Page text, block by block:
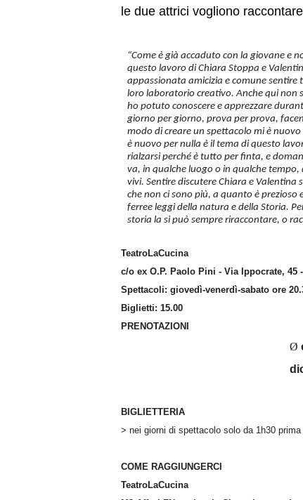
le due attrici vogliono
“Come è già accaduto con la giovane e
questo lavoro di Chiara Stoppa e
appassionata amicizia e comune sentire
loro laboratorio creativo. Anche qui non
ho potuto conoscere e apprezzare
giorno per giorno, prova per prova,
modo di creare un spettacolo mi è
è nuovo per nulla è il tema di questo
rialzarsi perché è tutto per finta, e
va, in qualche luogo o in qualche
vivi. Sentire discutere Chiara e
che non ci sono più, a quanto è
ferree leggi della natura e della Storia.
storia la si può sempre riraccontare, o
TeatroLaCucina
c/o ex O.P. Paolo Pini - Via Ippocrate, 45
Spettacoli: giovedì-venerdì-sabato ore
Biglietti: 15.00
PRENOTAZIONI
Ø
BIGLIETTERIA
> nei giorni di spettacolo solo da 1h30
COME RAGGIUNGERCI
TeatroLaCucina